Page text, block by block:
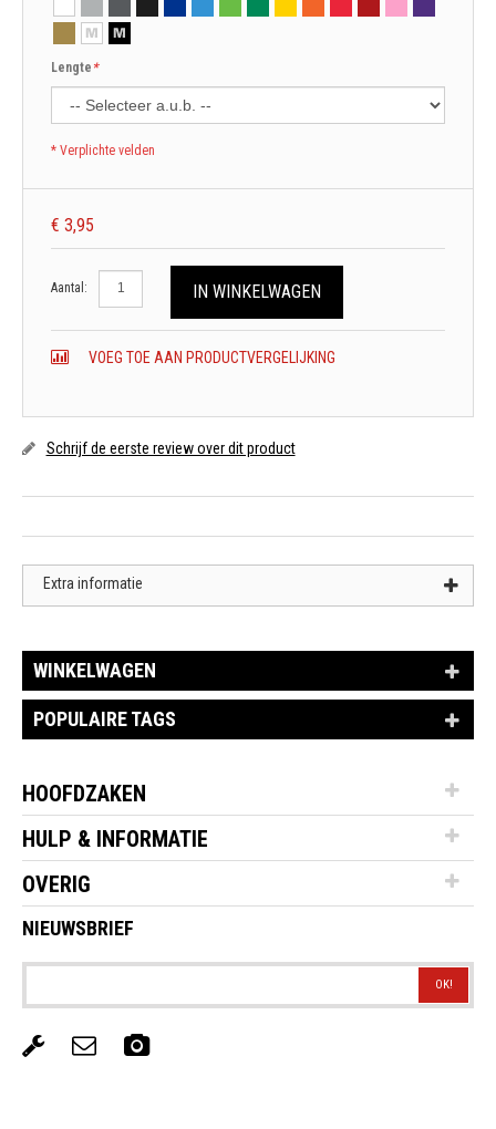
*
Lengte
* Verplichte velden
€ 3,95
Aantal: IN WINKELWAGEN
VOEG TOE AAN PRODUCTVERGELIJKING
Schrijf de eerste review over dit product
Extra informatie
WINKELWAGEN
POPULAIRE TAGS
HOOFDZAKEN
HULP & INFORMATIE
OVERIG
NIEUWSBRIEF
OK!